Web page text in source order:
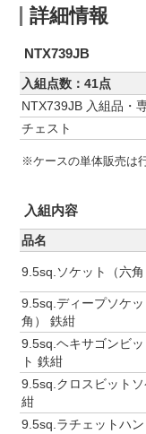
詳細情報
NTX739JB
入組点数：41点
NTX739JB 入組品・
チェスト
※ケースの単体販売は
入組内容
品名
9.5sq.ソケット（六
9.5sq.ディープソケ
角） 鉄紺
9.5sq.ヘキサゴンビッ
ト 鉄紺
9.5sq.クロスビット
紺
9.5sq.ラチェットハ